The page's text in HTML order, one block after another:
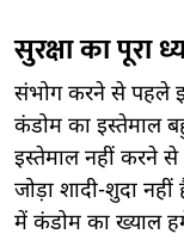
सुरक्षा का पूरा
संभोग करने से पहले
कंडोम का इस्तेमाल
इस्तेमाल नहीं करने
जोड़ा शादी-शुदा
में कंडोम का ख्याल